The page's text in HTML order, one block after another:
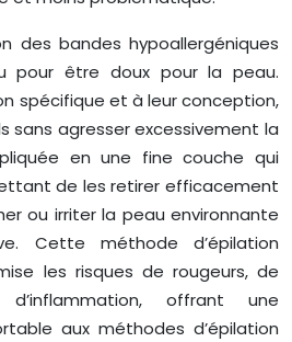
des bandes hypoallergéniques
pour être doux pour la peau.
spécifique et à leur conception,
sans agresser excessivement la
en une fine couche qui
de les retirer efficacement
ou irriter la peau environnante
Cette méthode d’épilation
les risques de rougeurs, de
offrant une
aux méthodes d’épilation